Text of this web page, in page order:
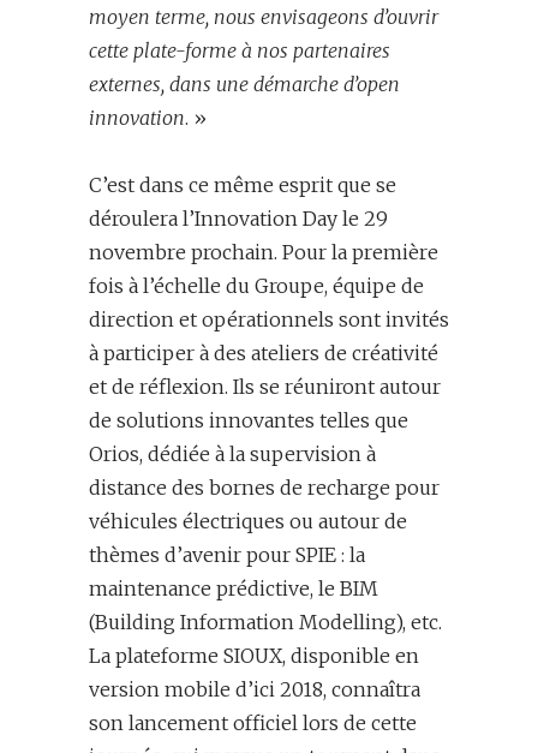
moyen terme, nous envisageons d’ouvrir
cette plate-forme à nos partenaires
externes, dans une démarche d’open
innovation. »
C’est dans ce même esprit que se
déroulera l’Innovation Day le 29
novembre prochain. Pour la première
fois à l’échelle du Groupe, équipe de
direction et opérationnels sont invités
à participer à des ateliers de créativité
et de réflexion. Ils se réuniront autour
de solutions innovantes telles que
Orios, dédiée à la supervision à
distance des bornes de recharge pour
véhicules électriques ou autour de
thèmes d’avenir pour SPIE : la
maintenance prédictive, le BIM
(Building Information Modelling), etc.
La plateforme SIOUX, disponible en
version mobile d’ici 2018, connaîtra
son lancement officiel lors de cette